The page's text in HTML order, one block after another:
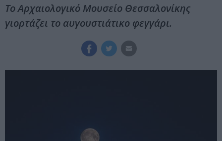
Το Αρχαιολογικό Μουσείο Θεσσαλονίκης
γιορτάζει το αυγουστιάτικο φεγγάρι.